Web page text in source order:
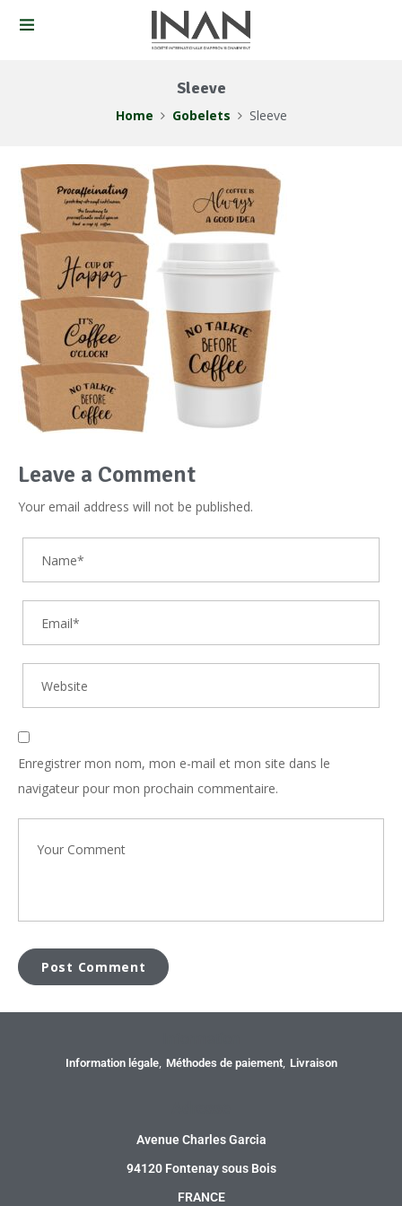
Sleeve
Home Gobelets Sleeve
Leave a Comment
Your email address will not be published.
Enregistrer mon nom, mon e-mail et mon site dans le
navigateur pour mon prochain commentaire.
Information légale Méthodes de paiement Livraison
Avenue Charles Garcia
94120 Fontenay sous Bois
FRANCE